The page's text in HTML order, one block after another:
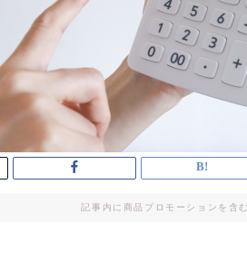
記事内に商品プロモーションを含